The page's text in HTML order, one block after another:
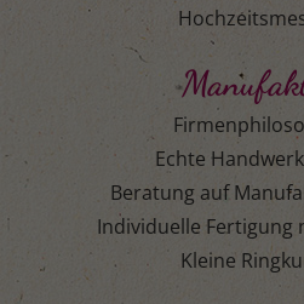
Echte
Beratung auf
Individuelle Fertigung
Kleine